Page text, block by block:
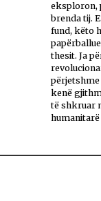
eksploron,
brenda tij.
fund, këto
thesit. Ja
përjetshme
kenë
të shkruar